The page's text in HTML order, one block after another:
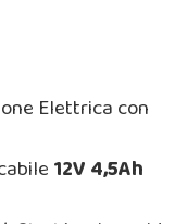
Elettrica con
12V 4,5Ah